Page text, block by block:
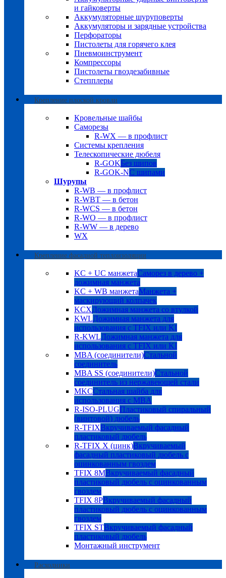
и гайковерты
Аккумуляторные шуруповерты
Аккумуляторы и зарядные устройства
Перфораторы
Пистолеты для горячего клея
Пневмоинструмент
Компрессоры
Пистолеты гвоздезабивные
Степплеры
Крепление плоской кровли
Кровельные шайбы
Саморезы
R-WX — в профлист
Системы крепления
Телескопические дюбеля
R-GOKБез шипов
R-GOK-NС шипами
Шурупы
R-WB — в профлист
R-WBT — в бетон
R-WCS — в бетон
R-WO — в профлист
R-WW — в дерево
WX
Крепление фасадной теплоизоляции
KC + UC манжетаСаморез в дерево +
дожимная манжета
KC + WB манжетаМанжета +
маскирующий колпачек
KCXДожимная манжета со втулкой
KWLДожимная манжета для
использования с TFIX или KI
R-KWLДожимная манжета для
использования с TFIX или KI
MBA (соединители)Стальной
соединитель
MBA SS (соединители)Стальной
соединитель из нержавеющей стали
MKCСтальная шайба для
использования с MBA
R-ISO-PLUGПластиковый спиральный
(винтовой) дюбель
R-TFIXВкручиваемый фасадный
пластиковый дюбель
R-TFIX X (цинк)Вкручиваемый
фасадный пластиковый дюбель с
оцинкованным гвоздем
TFIX 8MВкручиваемый фасадный
пластиковый дюбель с оцинкованным
гвоздем
TFIX 8PВкручиваемый фасадный
пластиковый дюбель с оцинкованным
гвоздем
TFIX STВкручиваемый фасадный
пластиковый дюбель
Монтажный инструмент
Расходники